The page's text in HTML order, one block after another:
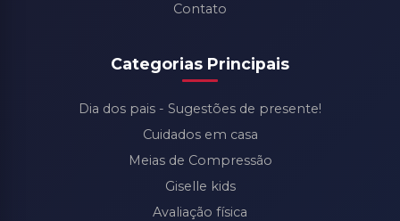
Contato
Categorias Principais
Dia dos pais - Sugestões de presente!
Cuidados em casa
Meias de Compressão
Giselle kids
Avaliação física